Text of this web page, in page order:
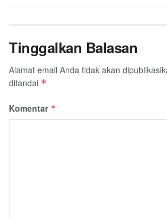
Tinggalkan Balasan
Alamat email Anda tidak akan
ditandai *
Komentar *